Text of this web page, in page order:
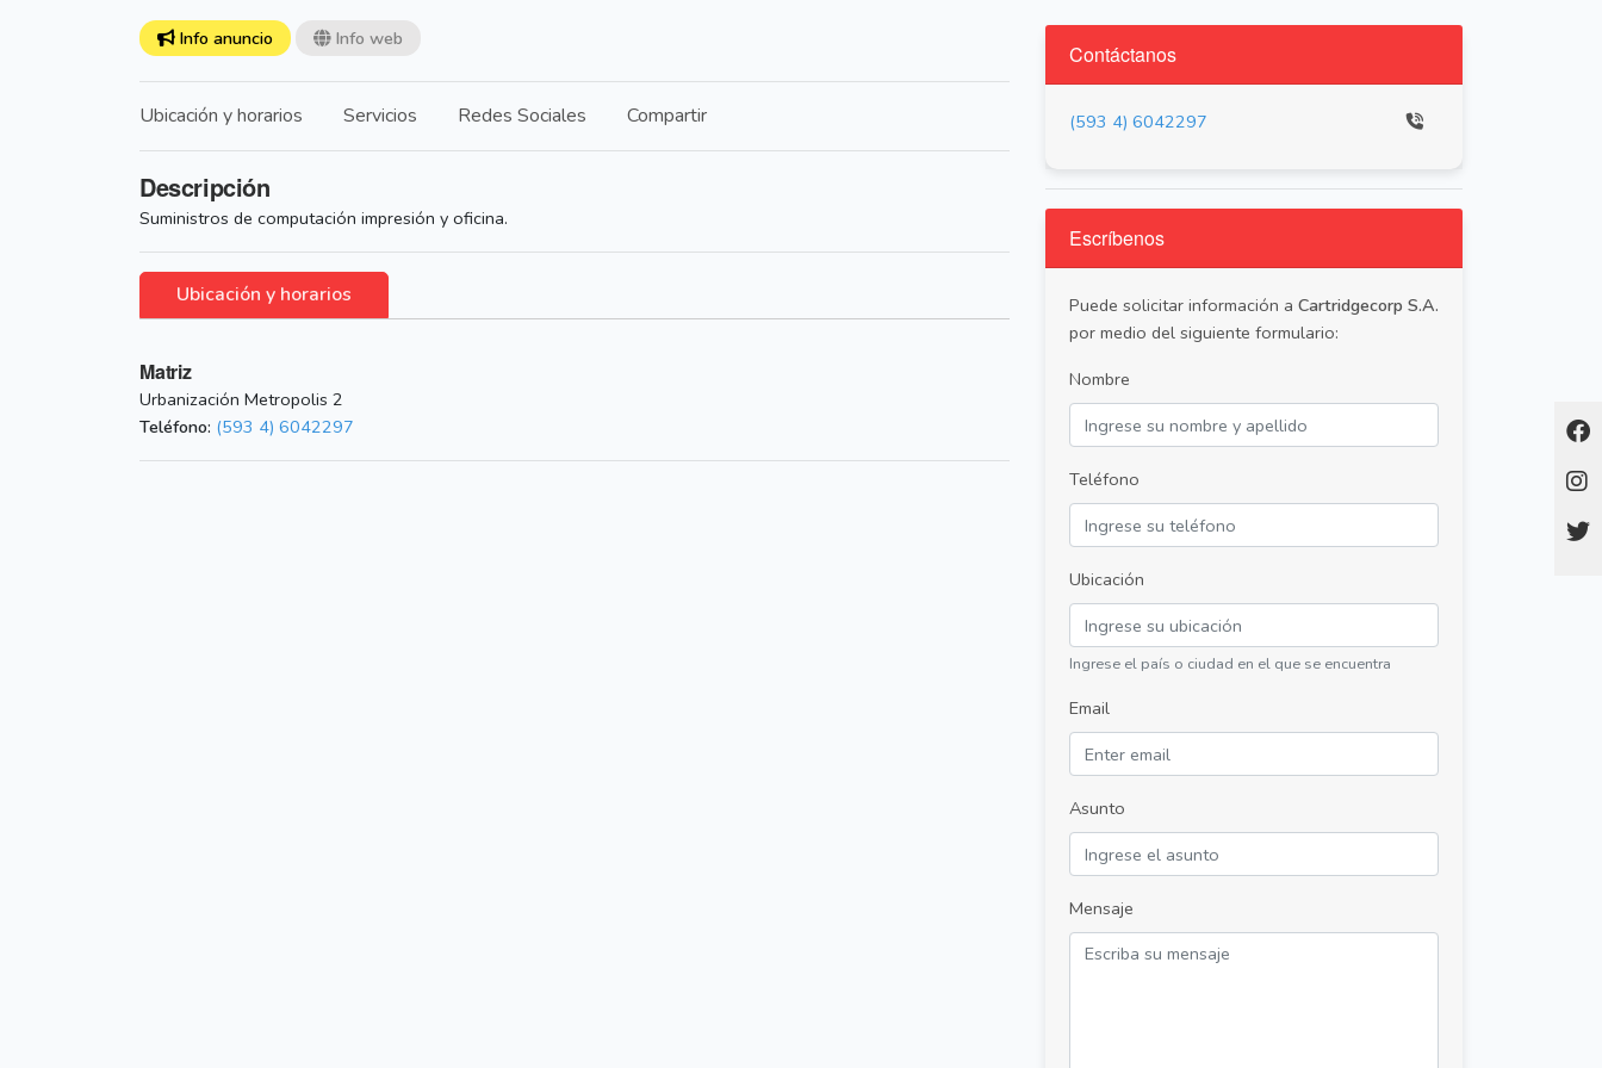
Info anuncio Info web
Ubicación y horarios Servicios Redes Sociales Compartir
Descripción
Suministros de computación impresión y oficina.
Ubicación y horarios
Matriz
Urbanización Metropolis 2
Teléfono: (593 4) 6042297
Contáctanos
(593 4) 6042297
Escríbenos
Puede solicitar información a Cartridgecorp S.A.
por medio del siguiente formulario:
Nombre
Teléfono
Ubicación
Ingrese el país o ciudad en el que se encuentra
Email
Asunto
Mensaje